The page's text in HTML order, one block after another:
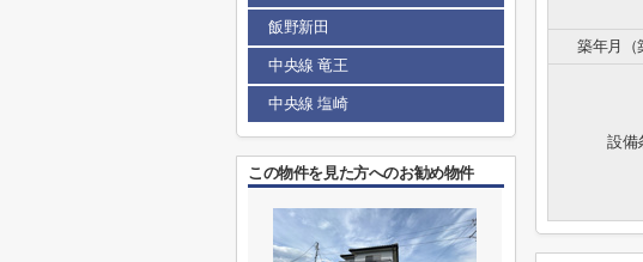
築年月（
設備
飯野新田
中央線 竜王
中央線 塩崎
この物件を見た方へのお勧め物件